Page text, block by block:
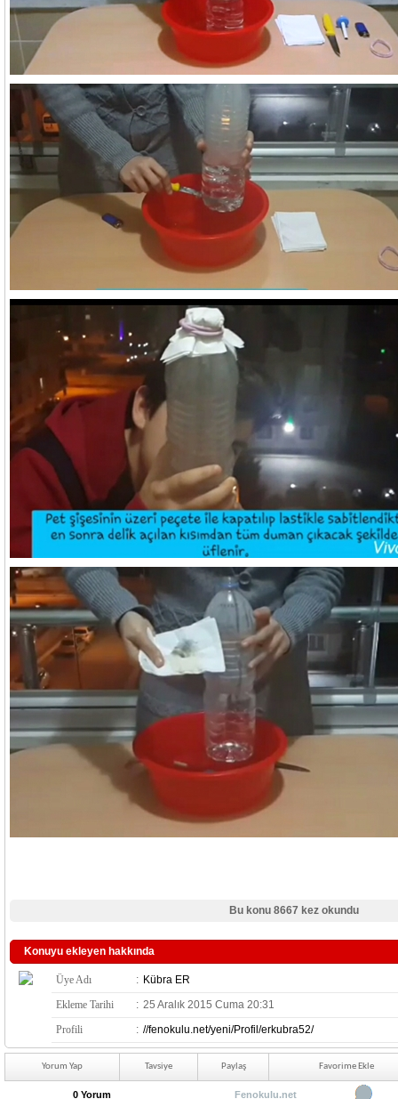
Bu konu 8667 kez okundu
Konuyu ekleyen hakkında
Üye Adı : Kübra ER
Ekleme Tarihi
: 25 Aralık 2015 Cuma 20:31
Profili
: //fenokulu.net/yeni/Profil/erkubra52/
Yorum Yap Tavsiye Paylaş Favorime Ekle
0 Yorum Fenokulu.net